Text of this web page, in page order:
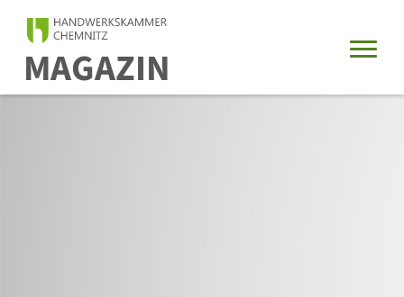
MAGAZIN